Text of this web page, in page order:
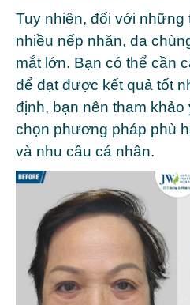
Tuy nhiên, đối với
nhiều nếp nhăn, da
mắt lớn. Bạn có thể cần
để đạt được kết quả tốt
định, bạn nên tham
chọn phương pháp phù
và nhu cầu cá nhân.